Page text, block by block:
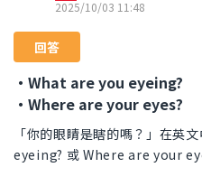
2025/10/03 11:48
回答
・What are you eyeing?
・Where are your eyes?
「你的眼睛是瞎的嗎？」在英
eyeing? 或 Where are your